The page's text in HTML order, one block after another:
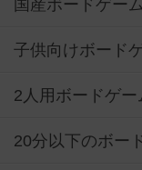
国産ボードゲー
子供向けボード
2人用ボードゲ
20分以下のボー